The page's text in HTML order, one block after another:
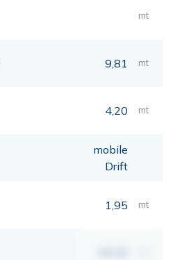
mt
9,81 mt
4,20 mt
mobile
Drift
1,95 mt